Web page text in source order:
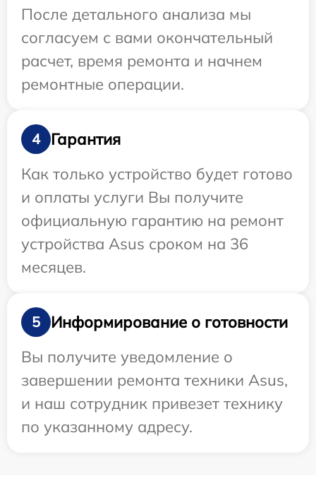
После детального анализа мы
согласуем с вами окончательный
расчет, время ремонта и начнем
ремонтные операции.
4
Гарантия
Как только устройство будет готово
и оплаты услуги Вы получите
официальную гарантию на ремонт
устройства Asus сроком на 36
месяцев.
5
Информирование о готовности
Вы получите уведомление о
завершении ремонта техники Asus,
и наш сотрудник привезет технику
по указанному адресу.